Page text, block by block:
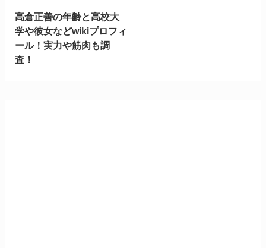
高倉正善の年齢と高校大
学や彼女などwikiプロフィ
ール！実力や筋肉も調
査！